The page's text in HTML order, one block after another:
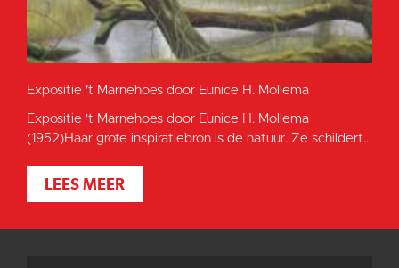
Expositie 't Marnehoes door Eunice H. Mollema
Expositie 't Marnehoes door Eunice H. Mollema
(1952)Haar grote inspiratiebron is de natuur. Ze schildert...
LEES MEER